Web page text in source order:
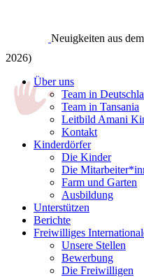
Neuigkeiten aus
2026)
Über uns
Team in
Team in Tansania
Leitbild Amani
Kontakt
Kinderdörfer
Die Kinder
Die
Farm und Garten
Ausbildung
Unterstützen
Berichte
Freiwilliges
Unsere Stellen
Bewerbung
Die Freiwilligen